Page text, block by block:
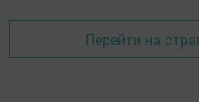
Перейти на